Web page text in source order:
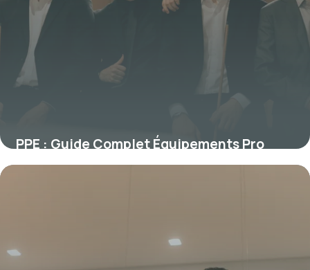
PPE : Guide Complet Équipements Pro
2026